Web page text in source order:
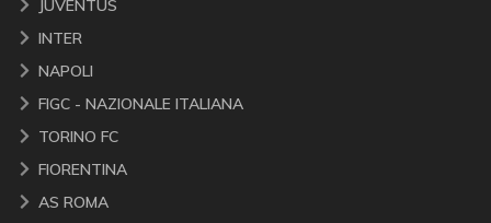
JUVENTUS
INTER
NAPOLI
FIGC - NAZIONALE ITALIANA
TORINO FC
FIORENTINA
AS ROMA